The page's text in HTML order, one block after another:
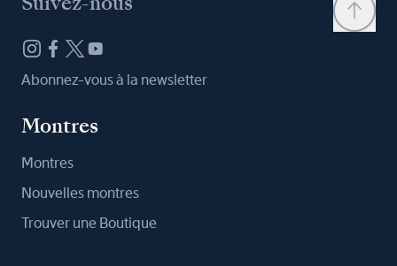
Abonnez-vous à la newsletter
Montres
Montres
Nouvelles montres
Trouver une Boutique